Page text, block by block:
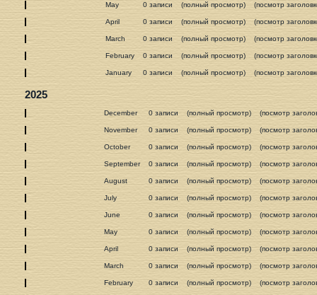
May 0 записи (полный просмотр) (посмотр
April 0 записи (полный просмотр) (посмотр
March 0 записи (полный просмотр) (посмотр
February 0 записи (полный просмотр) (посмотр
January 0 записи (полный просмотр) (посмотр
2025
December 0 записи (полный просмотр) (посмотр
November 0 записи (полный просмотр) (посмотр
October 0 записи (полный просмотр) (посмотр
September 0 записи (полный просмотр) (посмотр
August 0 записи (полный просмотр) (посмотр
July 0 записи (полный просмотр) (посмотр
June 0 записи (полный просмотр) (посмотр
May 0 записи (полный просмотр) (посмотр
April 0 записи (полный просмотр) (посмотр
March 0 записи (полный просмотр) (посмотр
February 0 записи (полный просмотр) (посмотр